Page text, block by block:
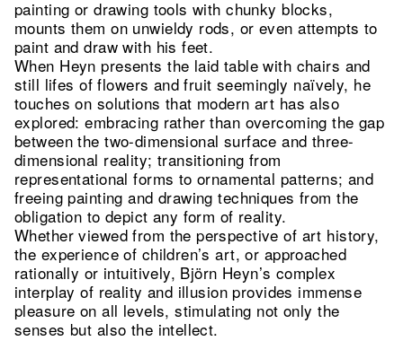
painting or drawing tools with chunky blocks,
mounts them on unwieldy rods, or even attempts to
paint and draw with his feet.
When Heyn presents the laid table with chairs and
still lifes of flowers and fruit seemingly naïvely, he
touches on solutions that modern art has also
explored: embracing rather than overcoming the gap
between the two-dimensional surface and three-
dimensional reality; transitioning from
representational forms to ornamental patterns; and
freeing painting and drawing techniques from the
obligation to depict any form of reality.
Whether viewed from the perspective of art history,
the experience of children’s art, or approached
rationally or intuitively, Björn Heyn’s complex
interplay of reality and illusion provides immense
pleasure on all levels, stimulating not only the
senses but also the intellect.